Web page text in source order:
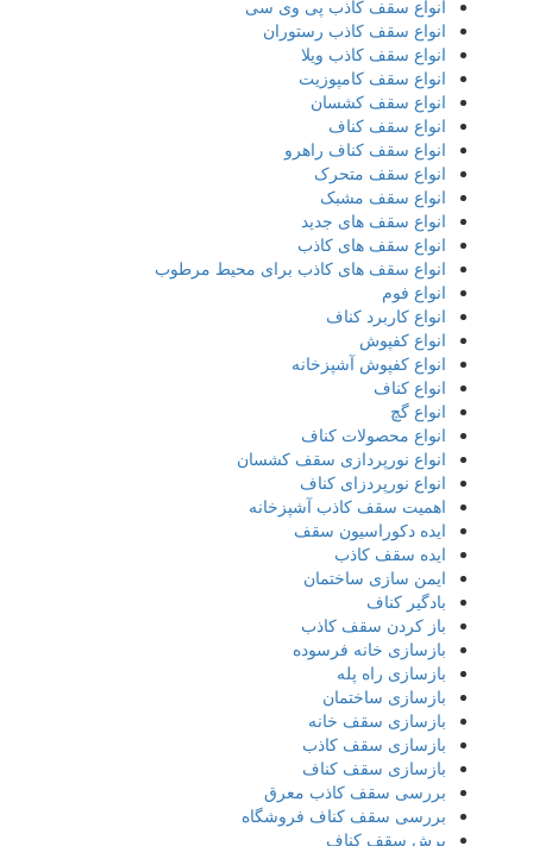
انواع سقف کاذب پی وی سی
انواع سقف کاذب رستوران
انواع سقف کاذب ویلا
انواع سقف کامپوزیت
انواع سقف کشسان
انواع سقف کناف
انواع سقف کناف راهرو
انواع سقف متحرک
انواع سقف مشبک
انواع سقف های جدید
انواع سقف های کاذب
انواع سقف های کاذب برای محیط مرطوب
انواع فوم
انواع کاربرد کناف
انواع کفپوش
انواع کفپوش آشپزخانه
انواع کناف
انواع گچ
انواع محصولات کناف
انواع نورپردازی سقف کشسان
انواع نورپردزای کناف
اهمیت سقف کاذب آشپزخانه
ایده دکوراسیون سقف
ایده سقف کاذب
ایمن سازی ساختمان
بادگیر کناف
باز کردن سقف کاذب
بازسازی خانه فرسوده
بازسازی راه پله
بازسازی ساختمان
بازسازی سقف خانه
بازسازی سقف کاذب
بازسازی سقف کناف
بررسی سقف کاذب معرق
بررسی سقف کناف فروشگاه
برش سقف کناف